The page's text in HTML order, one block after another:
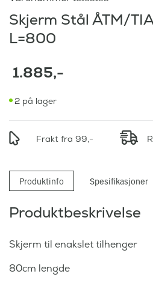
Skjerm Stål ÅTM/
L=800
1.885,-
2 på lager
Frakt fra 99,-
Produktinfo Spesifikasjoner
Produktbeskrivelse
Skjerm til enakslet tilhenger
80cm lengde